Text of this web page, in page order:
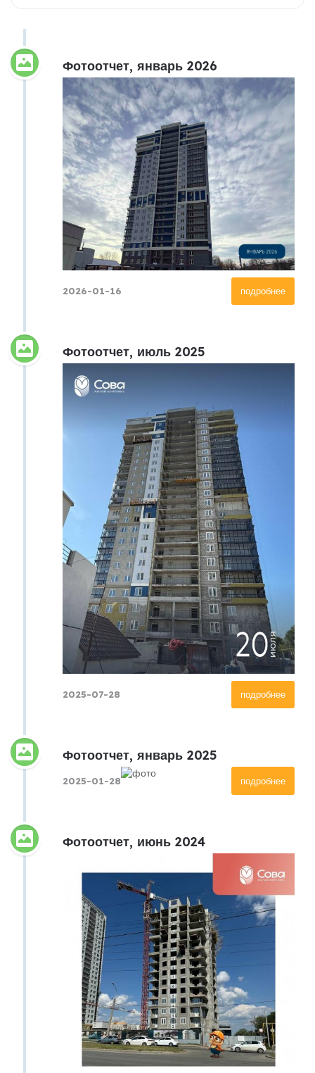
Фотоотчет, январь 2026
подробнее
2026-01-16
Фотоотчет, июль 2025
подробнее
2025-07-28
Фотоотчет, январь 2025
подробнее
2025-01-28
Фотоотчет, июнь 2024